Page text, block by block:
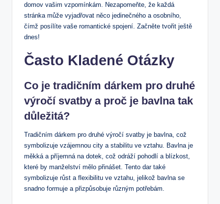
domov‌ vašim vzpomínkám. ​Nezapomeňte, že každá ​
stránka může vyjadřovat něco ​jedinečného a‍ osobního,
‍čímž posílíte vaše romantické spojení.⁢ Začněte tvořit ještě
dnes!
Často⁢ Kladené Otázky
Co ‍je tradičním ⁣dárkem ​pro druhé
výročí svatby a proč je bavlna tak
důležitá?
Tradičním dárkem pro druhé výročí‌ svatby je bavlna, což
symbolizuje vzájemnou city a stabilitu ve vztahu. Bavlna je
měkká a příjemná na dotek, což⁢ odráží pohodlí a blízkost,
které⁤ by manželství mělo přinášet. Tento dar také
symbolizuje růst a flexibilitu ve vztahu, jelikož⁢ bavlna se
snadno⁢ formuje a přizpůsobuje různým potřebám.